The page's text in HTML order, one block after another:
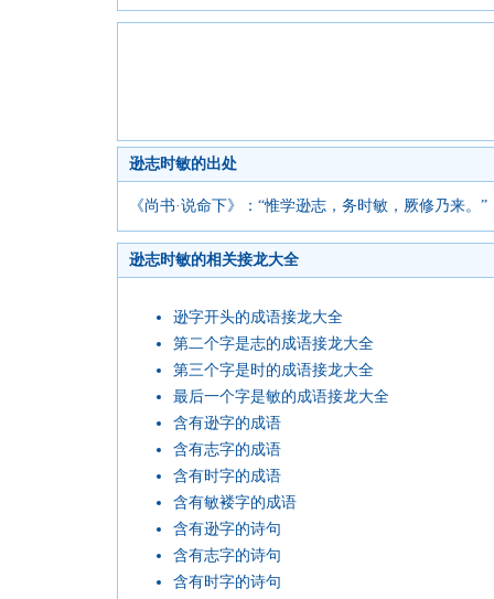
逊志时敏的出处
《尚书·说命下》：“惟学逊志，务时敏，厥修乃来。”
逊志时敏的相关接龙大全
逊字开头的成语接龙大全
第二个字是志的成语接龙大全
第三个字是时的成语接龙大全
最后一个字是敏的成语接龙大全
含有逊字的成语
含有志字的成语
含有时字的成语
含有敏褛字的成语
含有逊字的诗句
含有志字的诗句
含有时字的诗句